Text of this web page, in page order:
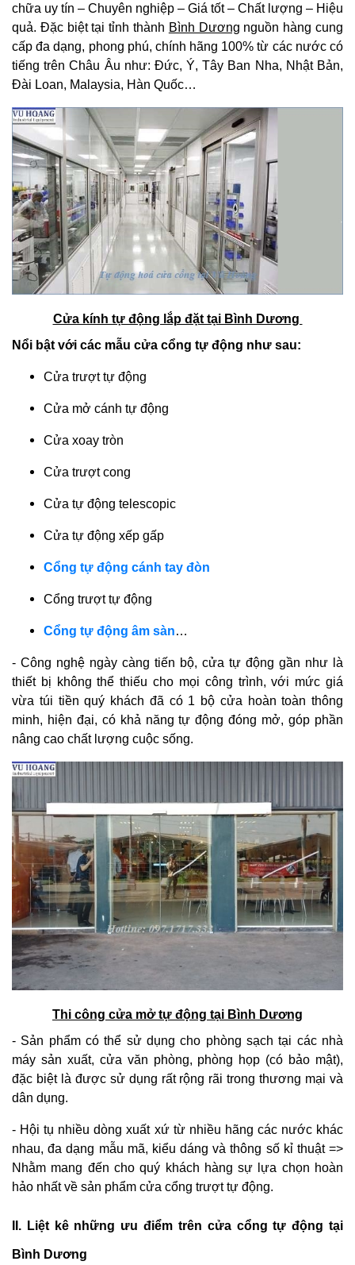
chữa uy tín – Chuyên nghiệp – Giá tốt – Chất lượng – Hiệu
quả. Đặc biệt tại tỉnh thành Bình Dương nguồn hàng cung
cấp đa dạng, phong phú, chính hãng 100% từ các nước có
tiếng trên Châu Âu như: Đức, Ý, Tây Ban Nha, Nhật Bản,
Đài Loan, Malaysia, Hàn Quốc…
Cửa kính tự động lắp đặt tại Bình Dương
Nổi bật với các mẫu cửa cổng tự động như sau:
Cửa trượt tự động
Cửa mở cánh tự động
Cửa xoay tròn
Cửa trượt cong
Cửa tự động telescopic
Cửa tự động xếp gấp
Cổng tự động cánh tay đòn
Cổng trượt tự động
Cổng tự động âm sàn…
- Công nghệ ngày càng tiến bộ, cửa tự động gần như là
thiết bị không thể thiếu cho mọi công trình, với mức giá
vừa túi tiền quý khách đã có 1 bộ cửa hoàn toàn thông
minh, hiện đại, có khả năng tự động đóng mở, góp phần
nâng cao chất lượng cuộc sống.
Thi công cửa mở tự động tại Bình Dương
- Sản phẩm có thể sử dụng cho phòng sạch tại các nhà
máy sản xuất, cửa văn phòng, phòng họp (có bảo mật),
đặc biệt là được sử dụng rất rộng rãi trong thương mại và
dân dụng.
- Hội tụ nhiều dòng xuất xứ từ nhiều hãng các nước khác
nhau, đa dạng mẫu mã, kiểu dáng và thông số kỉ thuật =>
Nhằm mang đến cho quý khách hàng sự lựa chọn hoàn
hảo nhất về sản phẩm cửa cổng trượt tự động.
II. Liệt kê những ưu điểm trên cửa cổng tự động tại
Bình Dương